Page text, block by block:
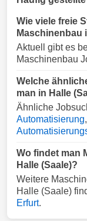
Wie viele freie
Maschinenbau
Aktuell gibt es
Maschinenbau
Welche
man in Halle
Ähnliche
Automatisierung,
Wo findet man
Halle (Saale)?
Weitere
Halle (Saale)
Erfurt.